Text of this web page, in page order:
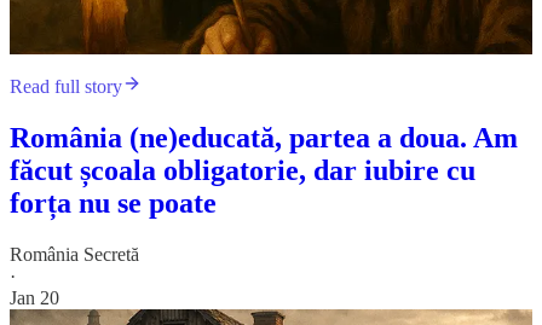
Read full story
România (ne)educată, partea a doua. Am
făcut școala obligatorie, dar iubire cu
forța nu se poate
România Secretă
·
Jan 20